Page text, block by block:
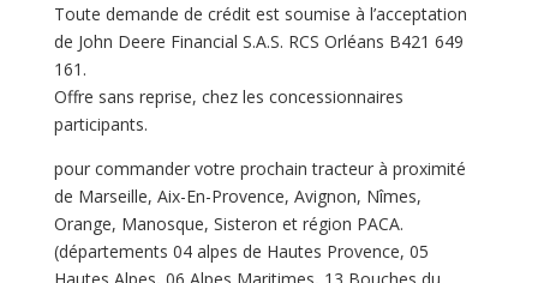
Toute demande de crédit est soumise à l’acceptation
de John Deere Financial S.A.S. RCS Orléans B421 649
161.
Offre sans reprise, chez les concessionnaires
participants.
pour commander votre prochain tracteur à proximité
de Marseille, Aix-En-Provence, Avignon, Nîmes,
Orange, Manosque, Sisteron et région PACA.
(départements 04 alpes de Hautes Provence, 05